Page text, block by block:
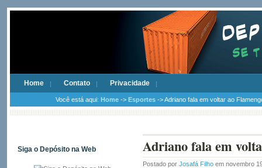
Home Contato Privacidade
Você está aqui: Home -> Esportes -> Adriano fala em voltar ao
Siga o Depósito na Web Adriano fala em
Postado por Josafá Filho em novembro